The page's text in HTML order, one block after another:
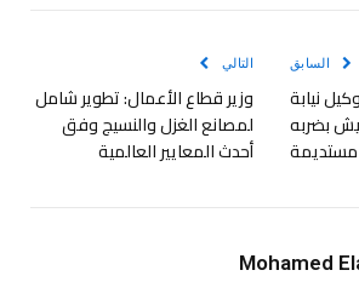
السابق
نيابة
بضربه
مستديمة
التالي
وزير قطاع الأعمال: تطوير شامل
لمصانع الغزل والنسيج وفق
أحدث المعايير العالمية
Mohamed